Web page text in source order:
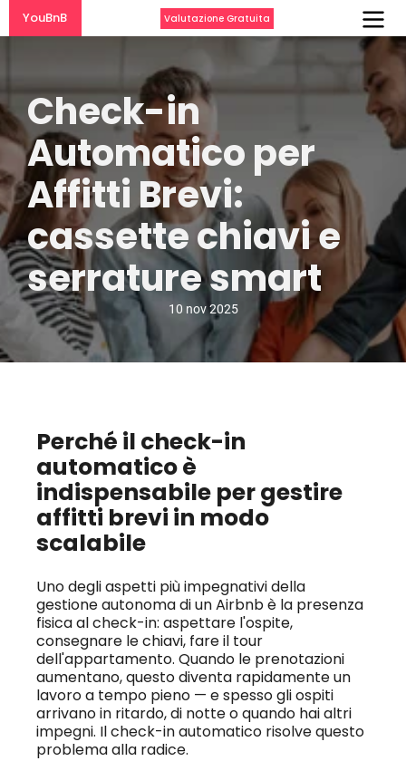
YouBnB Valutazione Gratuita
Check-in
Automatico per
Affitti Brevi:
cassette chiavi e
serrature smart
10 nov 2025
Perché il check-in
automatico è
indispensabile per gestire
affitti brevi in modo
scalabile
Uno degli aspetti più impegnativi della
gestione autonoma di un Airbnb è la presenza
fisica al check-in: aspettare l'ospite,
consegnare le chiavi, fare il tour
dell'appartamento. Quando le prenotazioni
aumentano, questo diventa rapidamente un
lavoro a tempo pieno — e spesso gli ospiti
arrivano in ritardo, di notte o quando hai altri
impegni. Il check-in automatico risolve questo
problema alla radice.